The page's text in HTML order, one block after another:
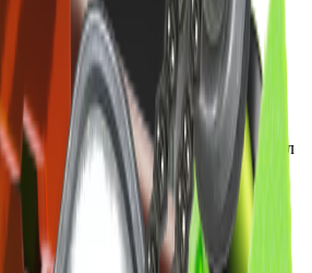
памятного момента матча
командами Team Spirit и MOUZ на
турнира BLAST.tv Austin 2025. Он
момент, когда игрок sh1ro не заметил
совершить точное
по качеству брелок
эпизод турнира.